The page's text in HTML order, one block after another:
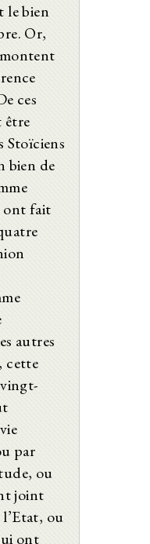
le bien
Or,
ces
être
Stoïciens
bien de
ont fait
autres
cette
par
ou
joint
ou
ont